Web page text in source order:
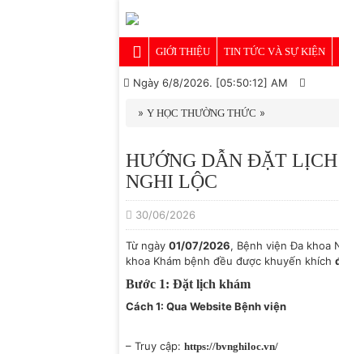
GIỚI THIỆU TIN TỨC VÀ SỰ KIỆN
Ngày 6/8/2026. [05:50:12] AM
» Y HỌC THƯỜNG THỨC »
HƯỚNG DẪN ĐẶT
NGHI LỘC
30/06/2026
Từ ngày 01/07/2026, Bệnh viện Đa khoa
khoa Khám bệnh đều được khuyến khích
Bước 1: Đặt lịch khám
Cách 1: Qua Website Bệnh viện
– Truy cập: https://bvnghiloc.vn/